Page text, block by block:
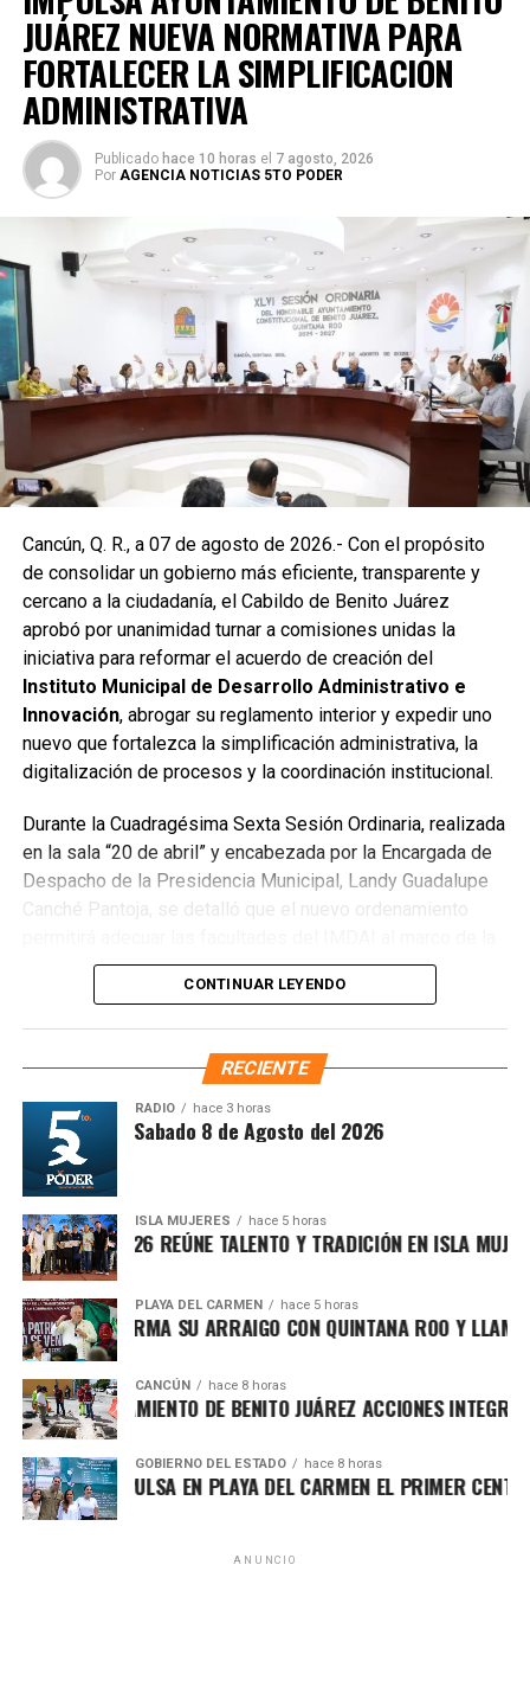
Posteriormente, en la Supermanzana 238, se atendió la
solicitud de vecinos mediante el desazolve de un pozo
pluvial localizado en el cruce de la Calle 53 con Calle 112.
Con apoyo de una máquina perforadora y una unidad
Vactor, se liberó el captador para prevenir
encharcamientos y mejorar el flujo hidráulico, lo que fue
reconocido por la comunidad como una respuesta
oportuna del gobierno municipal.
se reconstruyó la losa de bóveda y se instaló una nueva
rejilla en un pozo dañado por el tránsito de vehículos
pesados. De manera simultánea, se recuperó un espacio
público utilizado como basurero clandestino, del cual se
han retirado aproximadamente 150 toneladas de
escombros, cacharros y desechos vegetales. Se estima
que el saneamiento concluirá en dos días.
Finalmente, las Unidades Verdes de SIRESOL Cancún
convertirse en punto de disposición ilegal de basura. El
Ayuntamiento exhortó a la ciudadanía a reportar estas
prácticas y sumarse al esfuerzo colectivo para mantener
un Cancún limpio y con prosperidad compartida.
Fuente: 5to Poder Agencia de Noticias
Recibe las noticias al instante
Quinto Poder y recibe las noticias más
importantes de Quintana Roo directamente
JUÁREZ NUEVA NORMATIVA PARA
FORTALECER LA SIMPLIFICACIÓN
ADMINISTRATIVA
Publicado hace 10 horas el 7 agosto, 2026
Por AGENCIA NOTICIAS 5TO PODER
Cancún, Q. R., a 07 de agosto de 2026.- Con el propósito
de consolidar un gobierno más eficiente, transparente y
cercano a la ciudadanía, el Cabildo de Benito Juárez
aprobó por unanimidad turnar a comisiones unidas la
iniciativa para reformar el acuerdo de creación del
Instituto Municipal de Desarrollo Administrativo e
Innovación, abrogar su reglamento interior y expedir uno
nuevo que fortalezca la simplificación administrativa, la
digitalización de procesos y la coordinación institucional.
Durante la Cuadragésima Sexta Sesión Ordinaria, realizada
en la sala “20 de abril” y encabezada por la Encargada de
Despacho de la Presidencia Municipal, Landy Guadalupe
Canché Pantoja, se detalló que el nuevo ordenamiento
Ley Nacional para Eliminar Trámites Burocráticos
mediante la instauración de la Autoridad Municipal de
Simplificación y Digitalización. Con ello, se busca agilizar
trámites, reducir cargas administrativas y mejorar la
Asimismo, el cuerpo cabildar avaló por mayoría turnar a
comisiones la expedición delReglamento para la
Atención Integral de Inmuebles en Estado de
CONTINUAR LEYENDO
RECIENTE
RADIO hace 3 horas
Matutina Sabado 8 de Agosto del 2026
ISLA MUJERES hace 5 horas
ISLEÑO 2026 REÚNE TALENTO Y TRADICIÓN EN ISLA MUJERES
PLAYA DEL CARMEN hace 5 horas
REAFIRMA SU ARRAIGO CON QUINTANA ROO Y LLAMA A
CANCÚN hace 8 horas
AYUNTAMIENTO DE BENITO JUÁREZ ACCIONES INTEGRALES
GOBIERNO DEL ESTADO hace 8 horas
IMPULSA EN PLAYA DEL CARMEN EL PRIMER CENTRO
ANUNCIO